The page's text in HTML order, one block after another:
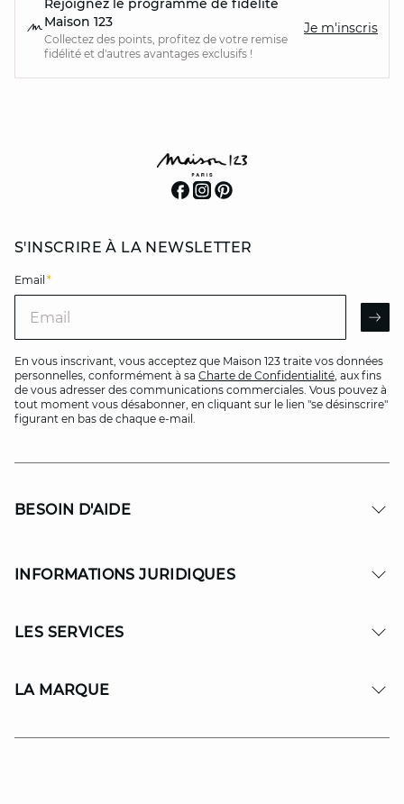
Rejoignez le programme de fidélité
Maison 123
Collectez des points, profitez de votre remise
fidélité et d'autres avantages exclusifs !
Je m'inscris
S'INSCRIRE À LA NEWSLETTER
Email *
En vous inscrivant, vous acceptez que Maison 123 traite vos données
personnelles, conformément à sa Charte de Confidentialité, aux fins
de vous adresser des communications commerciales. Vous pouvez à
tout moment vous désabonner, en cliquant sur le lien "se désinscrire"
figurant en bas de chaque e-mail.
BESOIN D'AIDE
INFORMATIONS JURIDIQUES
LES SERVICES
LA MARQUE